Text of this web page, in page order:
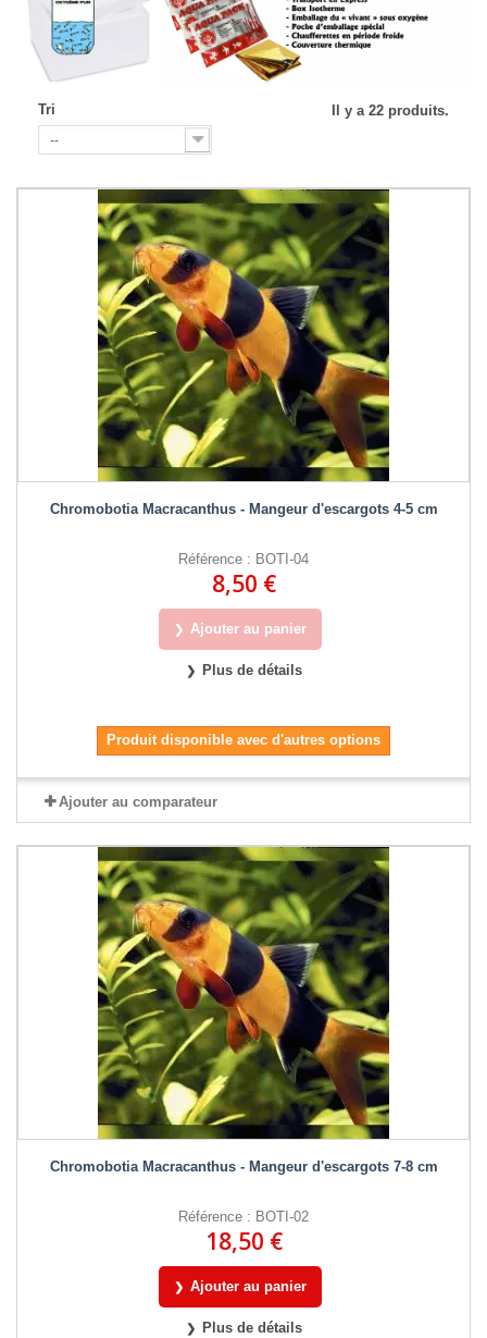
Tri
--
Il y a 22 produits.
Chromobotia Macracanthus - Mangeur d'escargots 4-5 cm
Référence : BOTI-04
8,50 €
Ajouter au panier
Plus de détails
Produit disponible avec d'autres options
Ajouter au comparateur
Chromobotia Macracanthus - Mangeur d'escargots 7-8 cm
Référence : BOTI-02
18,50 €
Ajouter au panier
Plus de détails